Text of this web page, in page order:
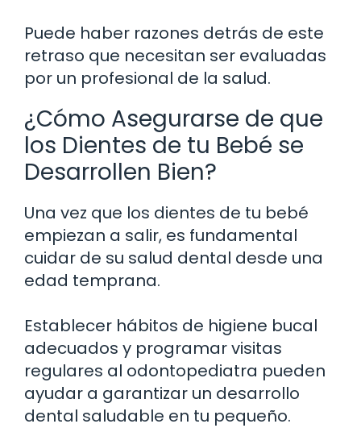
Puede haber razones detrás de este
retraso que necesitan ser evaluadas
por un profesional de la salud.
¿Cómo Asegurarse de que
los Dientes de tu Bebé se
Desarrollen Bien?
Una vez que los dientes de tu bebé
empiezan a salir, es fundamental
cuidar de su salud dental desde una
edad temprana.
Establecer hábitos de higiene bucal
adecuados y programar visitas
regulares al odontopediatra pueden
ayudar a garantizar un desarrollo
dental saludable en tu pequeño.